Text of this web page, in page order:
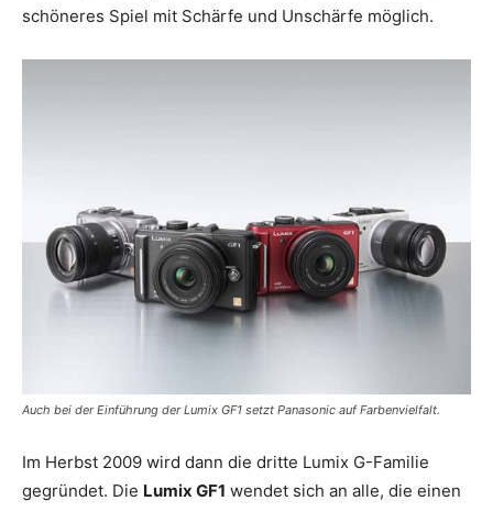
schöneres Spiel mit Schärfe und Unschärfe möglich.
Auch bei der Einführung der Lumix GF1 setzt Panasonic auf Farbenvielfalt.
Im Herbst 2009 wird dann die dritte Lumix G-Familie
gegründet. Die Lumix GF1 wendet sich an alle, die einen